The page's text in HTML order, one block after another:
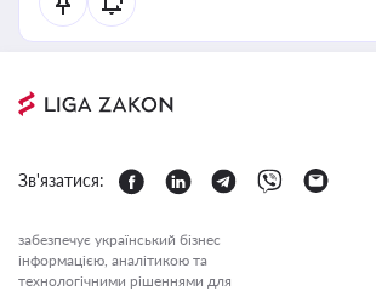
Зв'язатися:
забезпечує український бізнес
інформацією, аналітикою та
технологічними рішеннями для